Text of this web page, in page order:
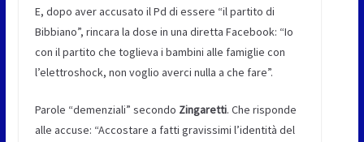
E, dopo aver accusato il Pd di essere “il partito di
Bibbiano”, rincara la dose in una diretta Facebook: “Io
con il partito che toglieva i bambini alle famiglie con
l’elettroshock, non voglio averci nulla a che fare”.
Parole “demenziali” secondo Zingaretti. Che risponde
alle accuse: “Accostare a fatti gravissimi l’identità del